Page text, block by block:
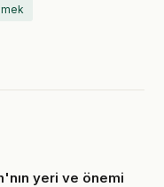
yeri ve önemi